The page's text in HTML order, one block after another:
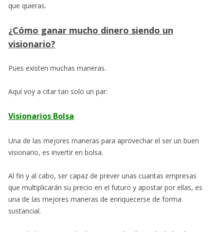
que quieras.
¿Cómo ganar mucho dinero siendo un
visionario?
Pues existen muchas maneras.
Aquí voy a citar tan solo un par:
Visionarios Bolsa
Una de las mejores maneras para aprovechar el ser un buen
visionario, es invertir en bolsa.
Al fin y al cabo, ser capaz de prever unas cuantas empresas
que multiplicarán su precio en el futuro y apostar por ellas, es
una de las mejores maneras de enriquecerse de forma
sustancial.